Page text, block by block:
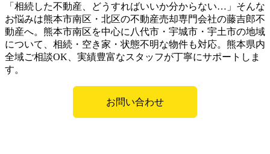
「相続した不動産、どうすればいいか分からない…」そんな
お悩みは熊本市南区・北区の不動産売却専門会社の藤吉郎不
動産へ。熊本市南区を中心に八代市・宇城市・宇土市の地域
について、相続・空き家・状態不明な物件も対応。熊本県内
全域ご相談OK、実績豊富なスタッフが丁寧にサポートしま
す。
お問い合わせ